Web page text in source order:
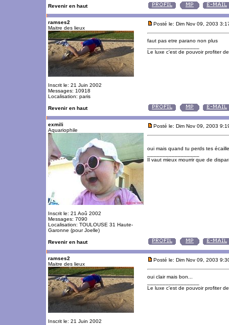
Revenir en haut
ramses2
Maitre des lieux
Inscrit le: 21 Juin 2002
Messages: 10918
Localisation: paris
Posté le: Dim Nov 09, 2003
faut pas etre parano non plus
Le luxe c'est de pouvoir profiter
Revenir en haut
exmili
Aquariophile
Inscrit le: 21 Aoû 2002
Messages: 7090
Localisation: TOULOUSE 31 Haute-
Garonne (pour Joelle)
Posté le: Dim Nov 09, 2003
oui mais quand tu perds tes
Il vaut mieux mourrir que de
Revenir en haut
ramses2
Maitre des lieux
Inscrit le: 21 Juin 2002
Posté le: Dim Nov 09, 2003
oui clair mais bon...
Le luxe c'est de pouvoir profiter